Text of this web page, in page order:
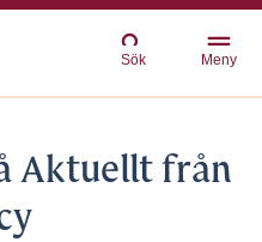
Sök Meny
Aktuellt från